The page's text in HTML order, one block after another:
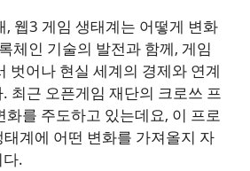
, 웹3 게임 생태계는 어떻게 변화
체인 기술의 발전과 함께, 게임
벗어나 현실 세계의 경제와 연계
최근 오픈게임 재단의 크로쓰 프
화를 주도하고 있는데요, 이 프로
계에 어떤 변화를 가져올지 자
.